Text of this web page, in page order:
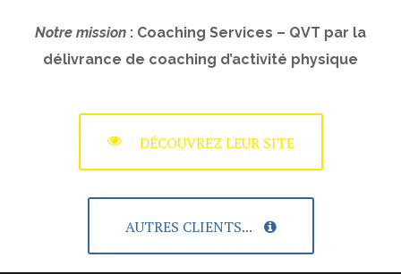
Notre mission : Coaching Services – QVT par la
délivrance de coaching d’activité physique
DÉCOUVREZ LEUR SITE
AUTRES CLIENTS...